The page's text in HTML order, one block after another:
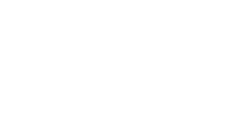
○ 保存